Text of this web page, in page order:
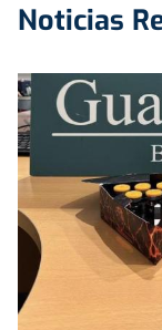
Noticias